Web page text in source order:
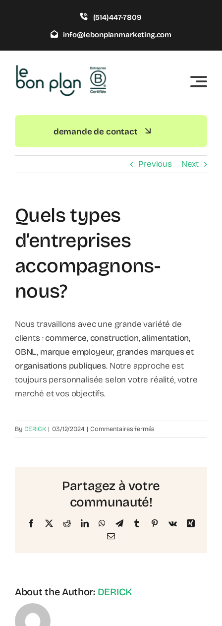
(514)447-7809
info@lebonplanmarketing.com
demande de contact
Previous Next
Quels types
d’entreprises
accompagnons-
nous?
Nous travaillons avec une grande variété de
clients :commerce, construction, alimentation,
OBNL, marque employeur, grandes marques et
organisations publiques. Notre approche est
toujours personnalisée selon votre réalité, votre
marché et vos objectifs.
By DERICK | 03/12/2024 | Commentaires ferméssur
Quels
nous?
Partagez à votre
communauté!
Facebook
X RedditLinkedInWhatsApp
TelegramTumblr PinterestVk
Xing
Email
About the Author: DERICK